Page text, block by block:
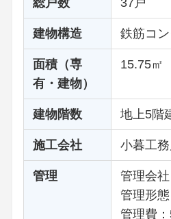
総戸数 37戸
建物構造 鉄筋コン
面積（専
有・建物）
15.75㎡
建物階数 地上5階
施工会社 小暮工
管理
管理会
管理形
管理費